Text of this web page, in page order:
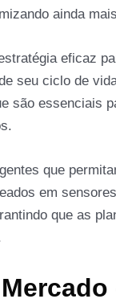
ainda
eficaz
seu ciclo de
são essenciais
que
em
que as